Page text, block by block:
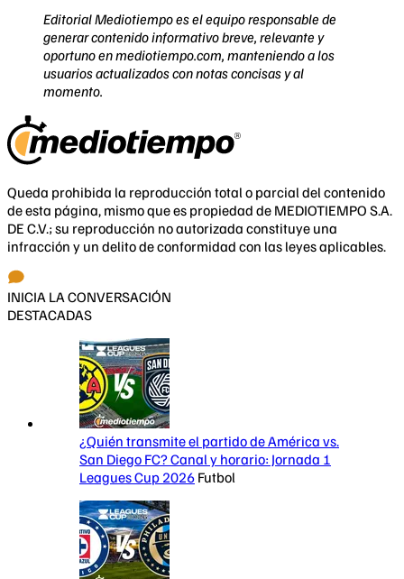
Editorial Mediotiempo es el equipo responsable de
generar contenido informativo breve, relevante y
oportuno en mediotiempo.com, manteniendo a los
usuarios actualizados con notas concisas y al
momento.
Queda prohibida la reproducción total o parcial del contenido
de esta página, mismo que es propiedad de MEDIOTIEMPO S.A.
DE C.V.; su reproducción no autorizada constituye una
infracción y un delito de conformidad con las leyes aplicables.
INICIA LA CONVERSACIÓN
DESTACADAS
¿Quién transmite el partido de América vs.
San Diego FC? Canal y horario: Jornada 1
Leagues Cup 2026 Futbol